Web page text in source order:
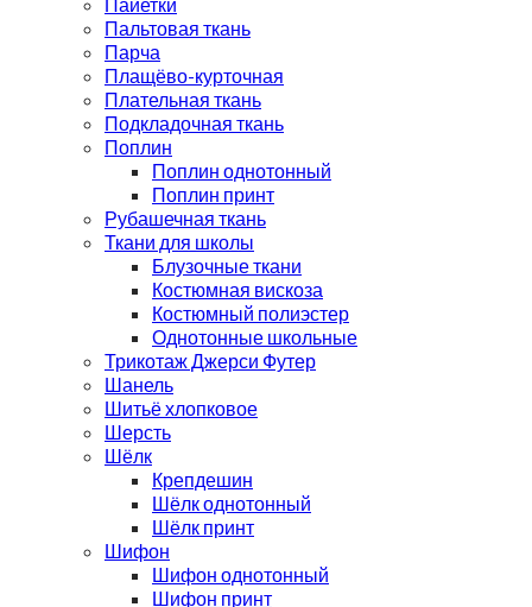
Пальтовая ткань
Парча
Плащёво-курточная
Плательная ткань
Подкладочная ткань
Поплин
Поплин однотонный
Поплин принт
Рубашечная ткань
Ткани для школы
Блузочные ткани
Костюмная вискоза
Костюмный полиэстер
Однотонные школьные
Трикотаж Джерси Футер
Шанель
Шитьё хлопковое
Шерсть
Шёлк
Крепдешин
Шёлк однотонный
Шёлк принт
Шифон
Шифон однотонный
Шифон принт